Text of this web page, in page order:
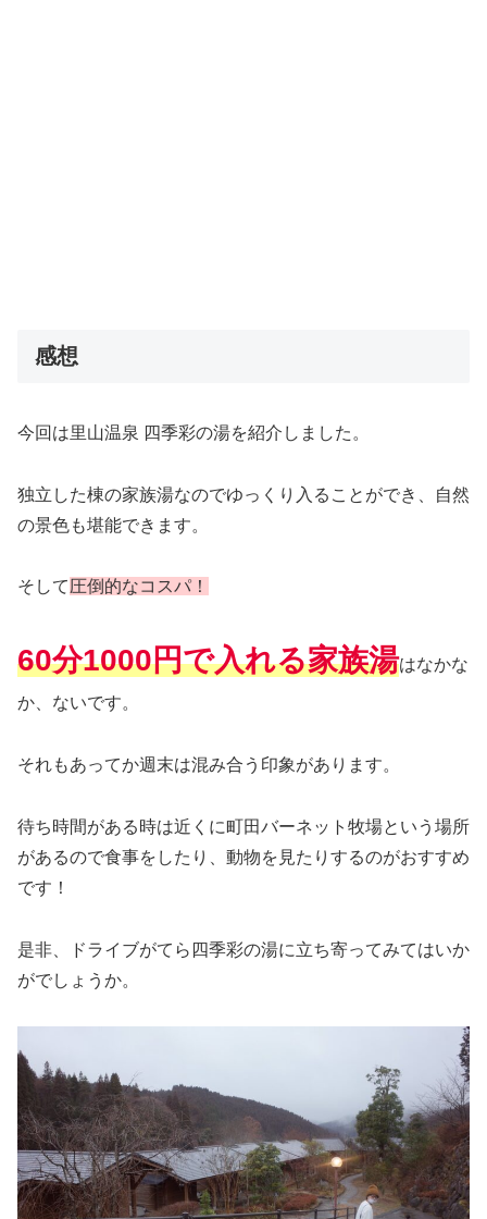
感想
今回は里山温泉 四季彩の湯を紹介しました。
独立した棟の家族湯なのでゆっくり入ることができ、自然
の景色も堪能できます。
そして圧倒的なコスパ！
60分1000円で入れる家族湯はなかな
か、ないです。
それもあってか週末は混み合う印象があります。
待ち時間がある時は近くに町田バーネット牧場という場所
があるので食事をしたり、動物を見たりするのがおすすめ
です！
是非、ドライブがてら四季彩の湯に立ち寄ってみてはいか
がでしょうか。